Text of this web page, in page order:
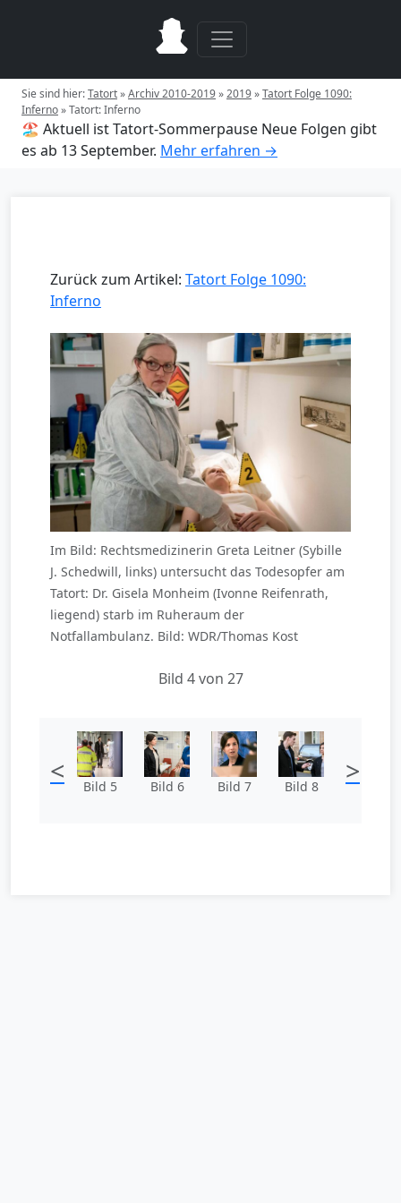
Sie sind hier:Tatort»Archiv 2010-2019»2019»Tatort Folge 1090:
Inferno»Tatort: Inferno
🏖️ Aktuell ist Tatort-Sommerpause Neue Folgen gibt
es ab 13 September. Mehr erfahren →
Zurück zum Artikel: Tatort Folge 1090:
Inferno
Im Bild: Rechtsmedizinerin Greta Leitner (Sybille
J. Schedwill, links) untersucht das Todesopfer am
Tatort: Dr. Gisela Monheim (Ivonne Reifenrath,
liegend) starb im Ruheraum der
Notfallambulanz. Bild: WDR/Thomas Kost
Bild 4 von 27
< Bild 5 Bild 6 Bild 7 Bild 8 >